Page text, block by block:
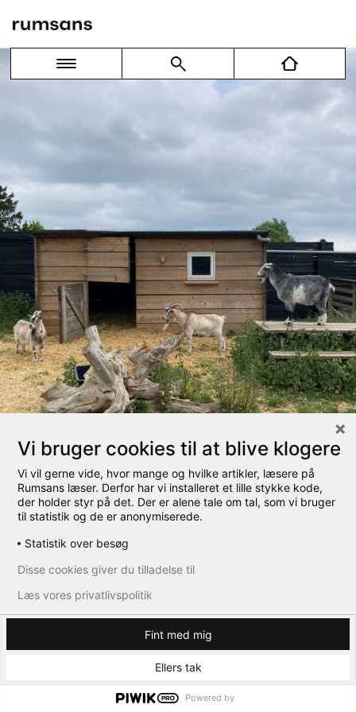
dagmarsminde
← Tilbage
Vi bruger cookies til at blive klogere
Vi vil gerne vide, hvor mange og hvilke artikler, læsere på
Rumsans læser. Derfor har vi installeret et lille stykke kode,
der holder styr på det. Der er alene tale om tal, som vi bruger
til statistik og de er anonymiserede.
Statistik over besøg
Fint med mig
Ellers tak
Disse cookies giver du tilladelse til
Læs vores privatlivspolitik
Powered by